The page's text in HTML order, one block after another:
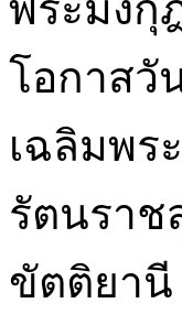
โอกาสวั
เฉลิมพร
รัตนรา
ขัตติยานี